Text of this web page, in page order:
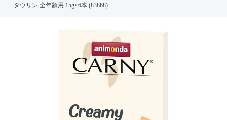
タウリン 全年齢用 15g×6本 (83868)